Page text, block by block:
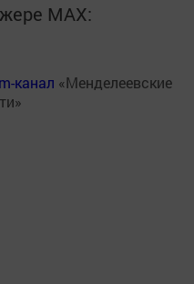
MАХ:
канал «Менделеевские